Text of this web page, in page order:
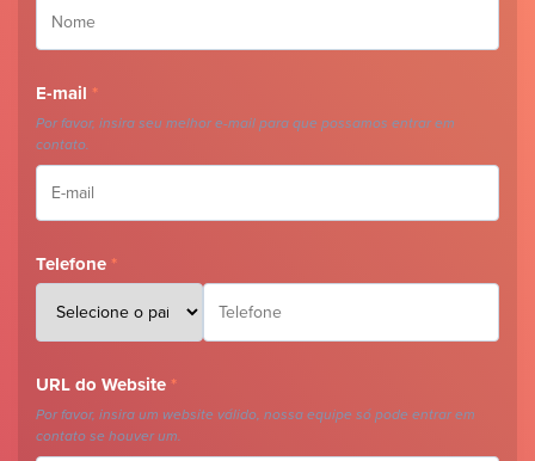
E-mail *
Por favor, insira seu melhor e-mail para que possamos entrar em
contato.
Telefone *
URL do Website *
Por favor, insira um website válido, nossa equipe só pode entrar em
contato se houver um.